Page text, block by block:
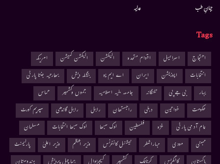
جہانِ طب
عدلیہ
Tags
احتجاج اسرائیل اقوام متحدہ الیکشن الیکشن کمیشن
امریکہ
انتخابات
اپوزیشن ایران اے ایم یو بنگلہ دیش
بھارتیہ جنتا پارٹی
بہار
بی جے پی تلنگانہ جامعہ ملیہ اسلامیہ جموں وکشمیر
حماس
حکومت
خواتین دہلی راجستھان راہل راہل گاندھی
سپریم کورٹ
عام آدمی پارٹی
غزہ فلسطین لوک سبھا لوک سبھا انتخابات
مسلمان
ممبئی
مودی مہاراشٹر نیشنل کانفرنس وزیر اعظم وزیر اعلیٰ
پارلیمنٹ